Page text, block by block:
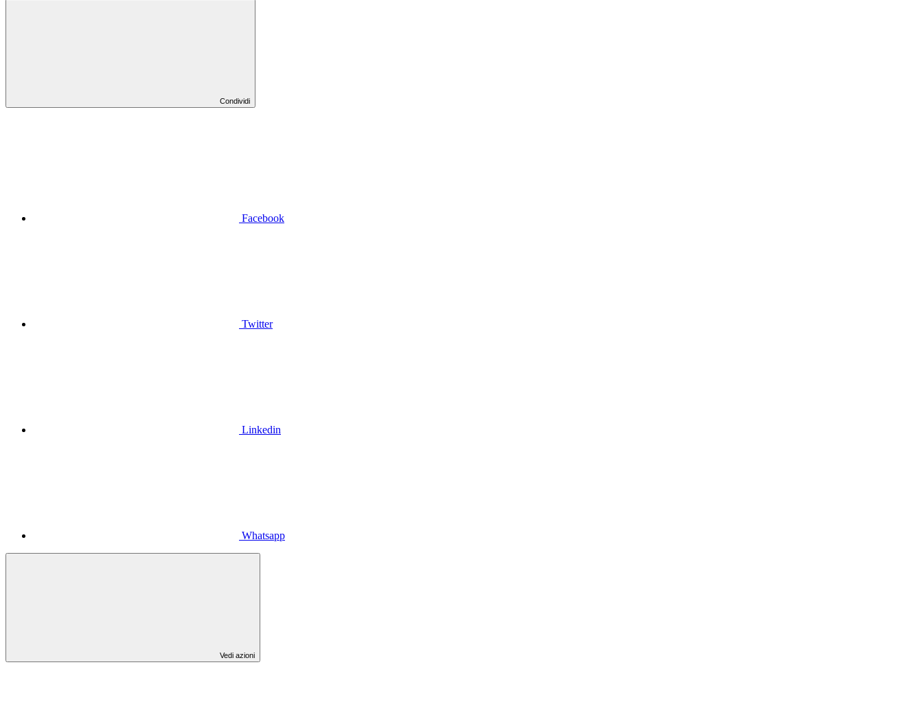
Condividi
Facebook
Twitter
Linkedin
Whatsapp
Vedi azioni